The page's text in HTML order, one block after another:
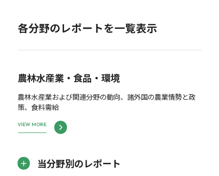
各分野のレポートを一覧表示
農林水産業・食品・環境
農林水産業および関連分野の動向、諸外国の農業情勢と政
策、食料需給
VIEW MORE
当分野別のレポート